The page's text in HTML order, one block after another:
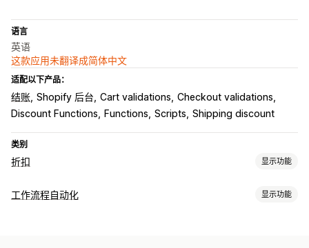
语言
英语
这款应用未翻译成简体中文
适配以下产品：
结账 Shopify 后台 Cart validations Checkout validations
Discount Functions
Functions Scripts Shipping discount
类别
折扣 显示功能
折扣类型
工作流程自动化 显示功能